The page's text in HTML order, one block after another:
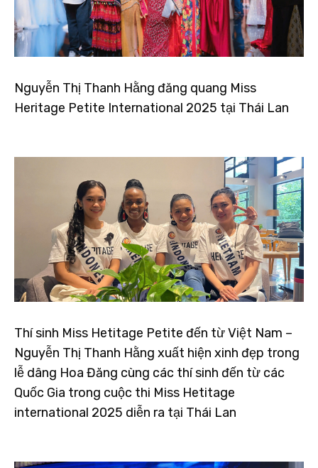
Nguyễn Thị Thanh Hằng đăng quang Miss
Heritage Petite International 2025 tại Thái Lan
Thí sinh Miss Hetitage Petite đến từ Việt Nam –
Nguyễn Thị Thanh Hằng xuất hiện xinh đẹp trong
lễ dâng Hoa Đăng cùng các thí sinh đến từ các
Quốc Gia trong cuộc thi Miss Hetitage
international 2025 diễn ra tại Thái Lan